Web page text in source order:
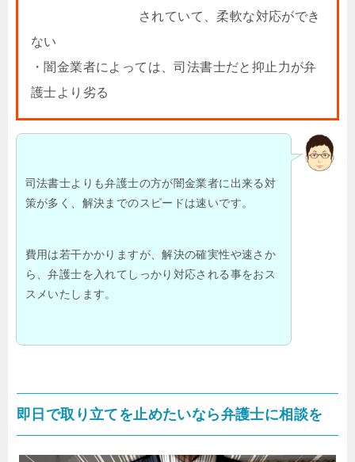
されていて、柔軟な対応ができ
ない
・闇金業者によっては、司法書士だと抑止力が弁
護士より劣る
司法書士よりも弁護士の方が闇金業者に出来る対
策が多く、解決までのスピードは速いです。
費用は若干かかりますが、解決の確実性や速さか
ら、弁護士を入れてしっかり対応される事をおス
スメいたします。
即日で取り立てを止めたいなら弁護士に相談を